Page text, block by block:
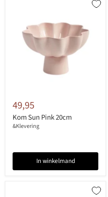
49,95
Kom Sun Pink 20cm
&Klevering
In winkelmand